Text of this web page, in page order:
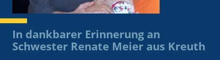
In dankbarer Erinnerung an
Schwester Renate Meier aus Kreuth